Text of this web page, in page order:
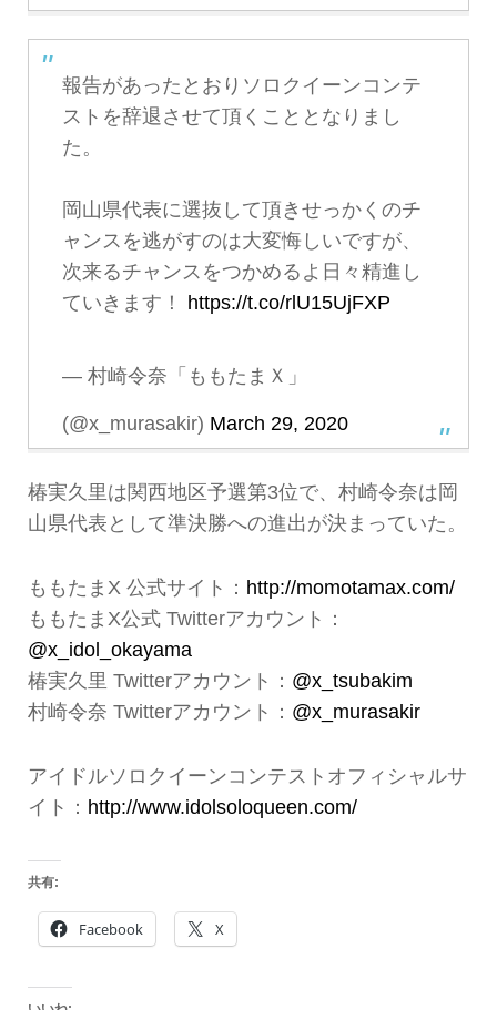
報告があったとおりソロクイーンコンテ
ストを辞退させて頂くこととなりまし
た。
岡山県代表に選抜して頂きせっかくのチ
ャンスを逃がすのは大変悔しいですが、
次来るチャンスをつかめるよ日々精進し
ていきます！
https://t.co/rlU15UjFXP
— 村崎令奈「ももたまＸ」
(@x_murasakir) March 29, 2020
椿実久里は関西地区予選第3位で、村崎令奈は岡
山県代表として準決勝への進出が決まっていた。
ももたまX 公式サイト： http://momotamax.com/
ももたまX公式 Twitterアカウント：
@x_idol_okayama
椿実久里 Twitterアカウント： @x_tsubakim
村崎令奈 Twitterアカウント： @x_murasakir
アイドルソロクイーンコンテストオフィシャルサ
イト： http://www.idolsoloqueen.com/
共有:
Facebook X